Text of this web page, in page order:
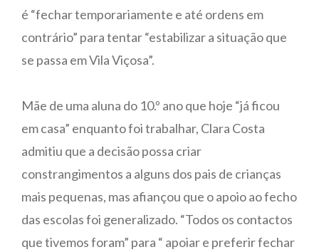
é “fechar temporariamente e até ordens em
contrário” para tentar “estabilizar a situação que
se passa em Vila Viçosa”.
Mãe de uma aluna do 10.º ano que hoje “já ficou
em casa” enquanto foi trabalhar, Clara Costa
admitiu que a decisão possa criar
constrangimentos a alguns dos pais de crianças
mais pequenas, mas afiançou que o apoio ao fecho
das escolas foi generalizado. “Todos os contactos
que tivemos foram” para “ apoiar e preferir fechar